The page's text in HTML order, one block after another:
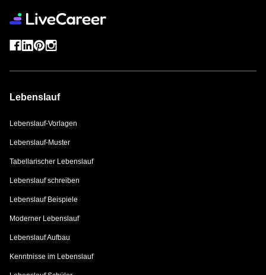
Lebenslauf
Lebenslauf-Vorlagen
Lebenslauf-Muster
Tabellarischer Lebenslauf
Lebenslauf schreiben
Lebenslauf Beispiele
Moderner Lebenslauf
Lebenslauf Aufbau
Kenntnisse im Lebenslauf